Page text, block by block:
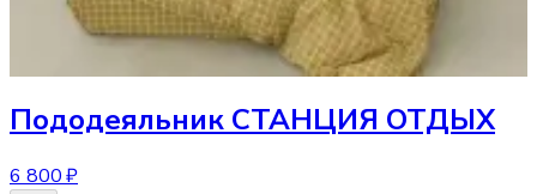
Пододеяльник СТАНЦИЯ ОТДЫХ
6 800 ₽